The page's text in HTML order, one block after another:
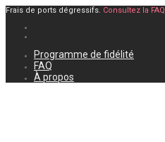
Frais de ports dégressifs. Consultez la FAQ
Programme de fidélité
FAQ
À propos